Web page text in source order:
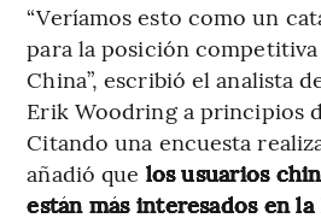
“Veríamos esto como un
para la posición
China”, escribió el analista
Erik Woodring a principios
Citando una encuesta
añadió que los usuarios
están más interesados en la